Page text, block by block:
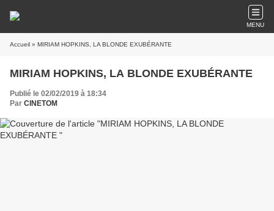
MENU
Accueil » MIRIAM HOPKINS, LA BLONDE EXUBÉRANTE
MIRIAM HOPKINS, LA BLONDE EXUBÉRANTE
Publié le 02/02/2019 à 18:34
Par CINETOM